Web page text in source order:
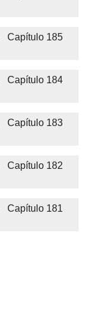
Capítulo 185
Capítulo 184
Capítulo 183
Capítulo 182
Capítulo 181